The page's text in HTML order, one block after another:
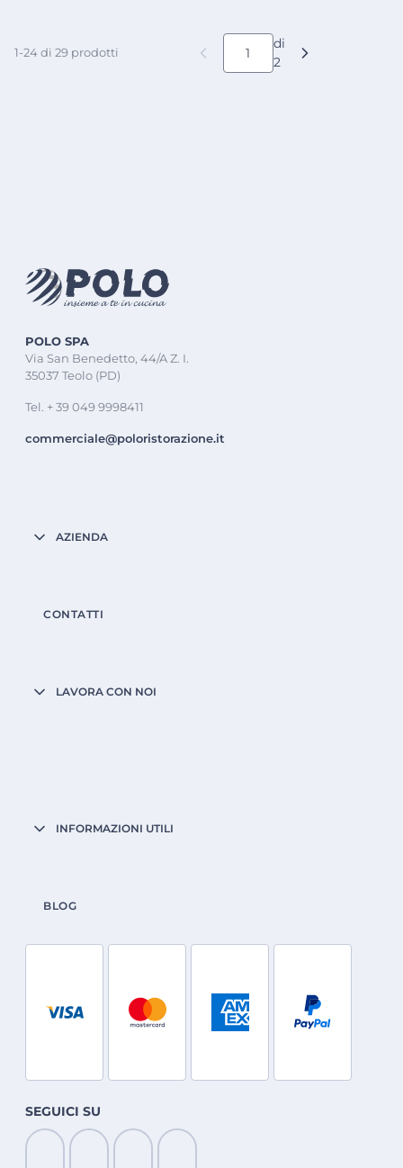
1-24 di 29 prodotti
di
2
POLO SPA
Via San Benedetto, 44/A Z. I.
35037 Teolo (PD)
Tel. + 39 049 9998411
commerciale@poloristorazione.it
AZIENDA
CONTATTI
LAVORA CON NOI
INFORMAZIONI UTILI
BLOG
SEGUICI SU